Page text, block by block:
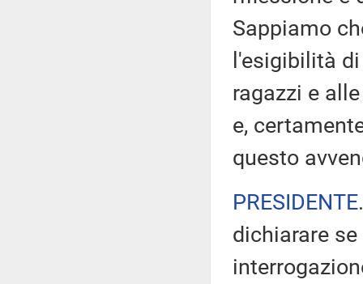
Sappiamo
l'esigibilità
ragazzi e
e,
questo
PRESIDENTE
dichiarare